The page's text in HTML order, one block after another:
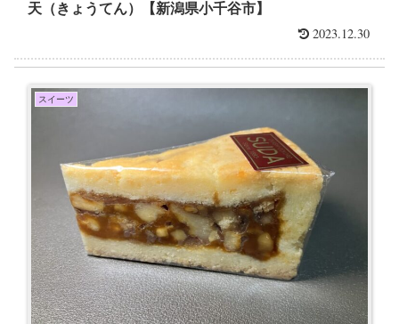
天（きょうてん）【新潟県小千谷市】
2023.12.30
スイーツ